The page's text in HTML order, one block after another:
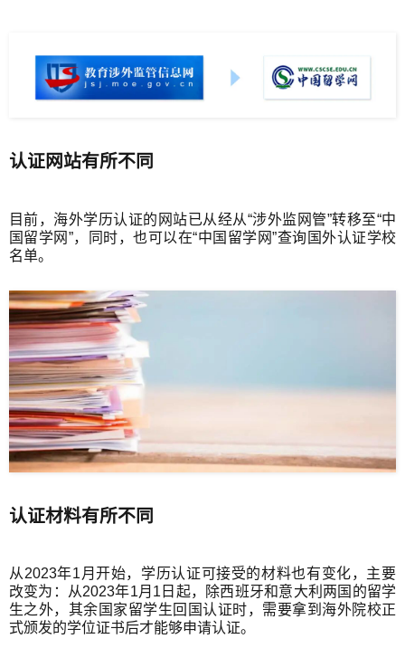
认证网站有所不同
目前，海外学历认证的网站已从经从“涉外监网管”转移至“中
国留学网”，同时，也可以在“中国留学网”查询国外认证学校
名单。
认证材料有所不同
从2023年1月开始，学历认证可接受的材料也有变化，主要
改变为：从2023年1月1日起，除西班牙和意大利两国的留学
生之外，其余国家留学生回国认证时，需要拿到海外院校正
式颁发的学位证书后才能够申请认证。